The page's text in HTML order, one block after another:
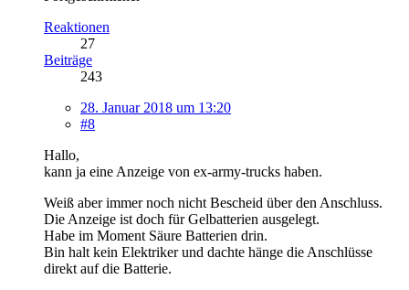
Reaktionen
27
Beiträge
243
28. Januar 2018 um 13:20
#8
Hallo,
kann ja eine Anzeige von ex-army-trucks haben.
Weiß aber immer noch nicht Bescheid über den Anschluss.
Die Anzeige ist doch für Gelbatterien ausgelegt.
Habe im Moment Säure Batterien drin.
Bin halt kein Elektriker und dachte hänge die Anschlüsse
direkt auf die Batterie.